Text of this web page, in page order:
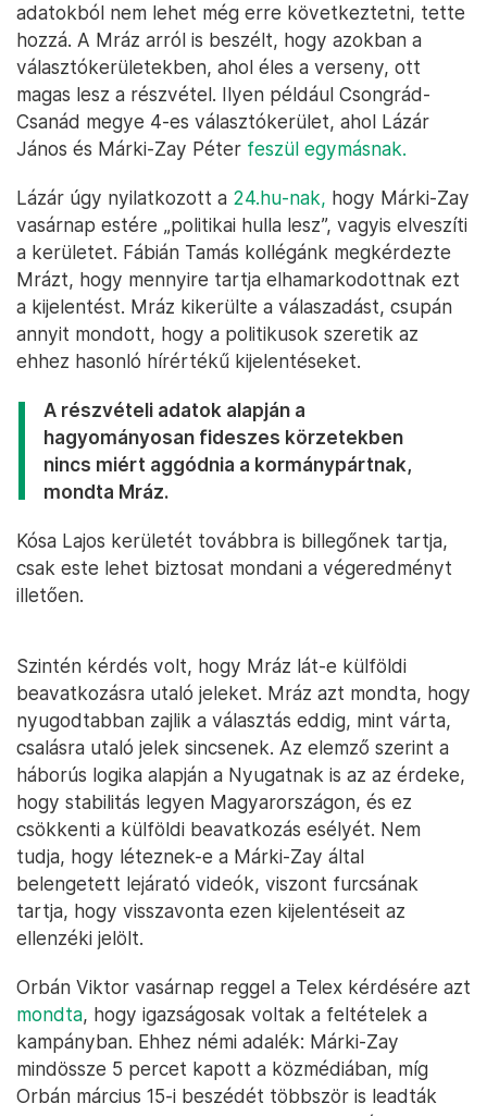
adatokból nem lehet még erre következtetni, tette
hozzá. A Mráz arról is beszélt, hogy azokban a
választókerületekben, ahol éles a verseny, ott
magas lesz a részvétel. Ilyen például Csongrád-
Csanád megye 4-es választókerület, ahol Lázár
János és Márki-Zay Péter feszül egymásnak.
Lázár úgy nyilatkozott a 24.hu-nak, hogy Márki-Zay
vasárnap estére „politikai hulla lesz”, vagyis elveszíti
a kerületet. Fábián Tamás kollégánk megkérdezte
Mrázt, hogy mennyire tartja elhamarkodottnak ezt
a kijelentést. Mráz kikerülte a válaszadást, csupán
annyit mondott, hogy a politikusok szeretik az
ehhez hasonló hírértékű kijelentéseket.
A részvételi adatok alapján a
hagyományosan fideszes körzetekben
nincs miért aggódnia a kormánypártnak,
mondta Mráz.
Kósa Lajos kerületét továbbra is billegőnek tartja,
csak este lehet biztosat mondani a végeredményt
illetően.
Szintén kérdés volt, hogy Mráz lát-e külföldi
beavatkozásra utaló jeleket. Mráz azt mondta, hogy
nyugodtabban zajlik a választás eddig, mint várta,
csalásra utaló jelek sincsenek. Az elemző szerint a
háborús logika alapján a Nyugatnak is az az érdeke,
hogy stabilitás legyen Magyarországon, és ez
csökkenti a külföldi beavatkozás esélyét. Nem
tudja, hogy léteznek-e a Márki-Zay által
belengetett lejárató videók, viszont furcsának
tartja, hogy visszavonta ezen kijelentéseit az
ellenzéki jelölt.
Orbán Viktor vasárnap reggel a Telex kérdésére azt
mondta, hogy igazságosak voltak a feltételek a
kampányban. Ehhez némi adalék: Márki-Zay
mindössze 5 percet kapott a közmédiában, míg
Orbán március 15-i beszédét többször is leadták